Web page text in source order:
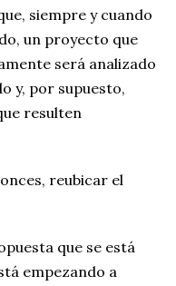
siempre y cuando
un proyecto que
será analizado
y, por supuesto,
resulten
reubicar el
que se está
empezando a